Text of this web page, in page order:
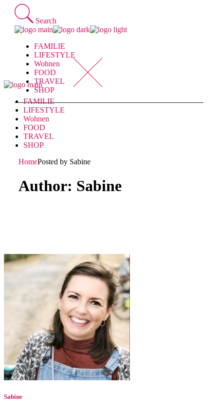
Skip
content
Search
FAMILIE
LIFESTYLE
Wohnen
FOOD
TRAVEL
SHOP
FAMILIE
LIFESTYLE
Wohnen
FOOD
TRAVEL
SHOP
HomePosted by Sabine
Author: Sabine
Sabine